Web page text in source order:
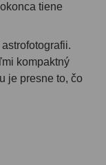
tiene
kompaktný
je presne to, čo